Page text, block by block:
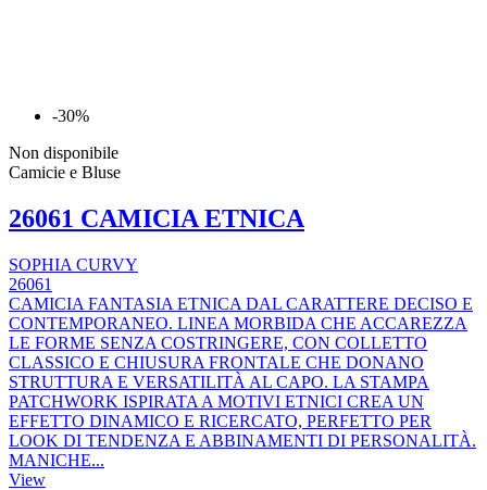
-30%
Non disponibile
Camicie e Bluse
26061 CAMICIA ETNICA
SOPHIA CURVY
26061
CAMICIA FANTASIA ETNICA DAL CARATTERE DECISO E
CONTEMPORANEO. LINEA MORBIDA CHE ACCAREZZA
LE FORME SENZA COSTRINGERE, CON COLLETTO
CLASSICO E CHIUSURA FRONTALE CHE DONANO
STRUTTURA E VERSATILITÀ AL CAPO. LA STAMPA
PATCHWORK ISPIRATA A MOTIVI ETNICI CREA UN
EFFETTO DINAMICO E RICERCATO, PERFETTO PER
LOOK DI TENDENZA E ABBINAMENTI DI PERSONALITÀ.
MANICHE...
View